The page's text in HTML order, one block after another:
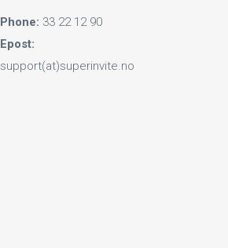
Phone: 33 22 12 90
Epost:
support(at)superinvite.no